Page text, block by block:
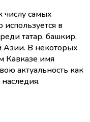
числу самых
в
татар, башкир,
Азии. В некоторых
Кавказе имя
актуальность как